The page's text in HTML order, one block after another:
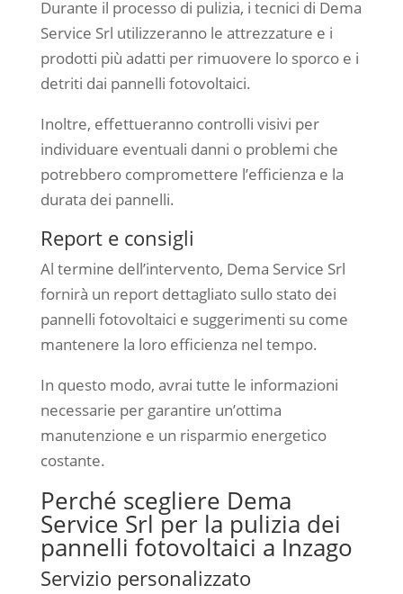
Durante il processo di pulizia, i tecnici di Dema
Service Srl utilizzeranno le attrezzature e i
prodotti più adatti per rimuovere lo sporco e i
detriti dai pannelli fotovoltaici.
Inoltre, effettueranno controlli visivi per
individuare eventuali danni o problemi che
potrebbero compromettere l’efficienza e la
durata dei pannelli.
Report e consigli
Al termine dell’intervento, Dema Service Srl
fornirà un report dettagliato sullo stato dei
pannelli fotovoltaici e suggerimenti su come
mantenere la loro efficienza nel tempo.
In questo modo, avrai tutte le informazioni
necessarie per garantire un’ottima
manutenzione e un risparmio energetico
costante.
Perché scegliere Dema
Service Srl per la pulizia dei
pannelli fotovoltaici a Inzago
Servizio personalizzato